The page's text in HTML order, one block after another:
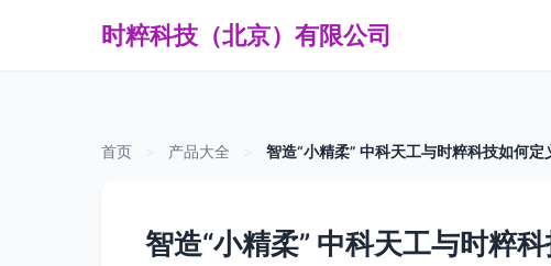
时粹科技（北京）有限公司
首页 产品大全 智造“小精柔” 中科天工与时粹科技如何
智造“小精柔” 中科天工与时粹